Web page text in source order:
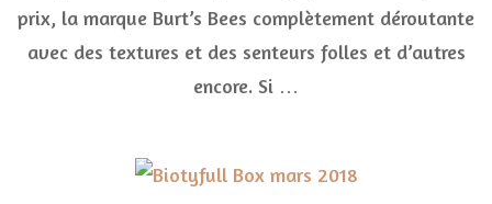
PHB
prix, la marque Burt’s Bees complètement déroutante
avec des textures et des senteurs folles et d’autres
encore. Si …